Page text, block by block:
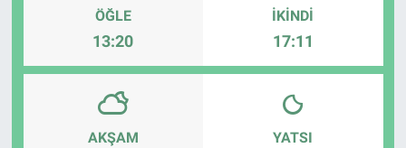
ÖĞLE
13:20
İKINDI
17:11
AKŞAM YATSI